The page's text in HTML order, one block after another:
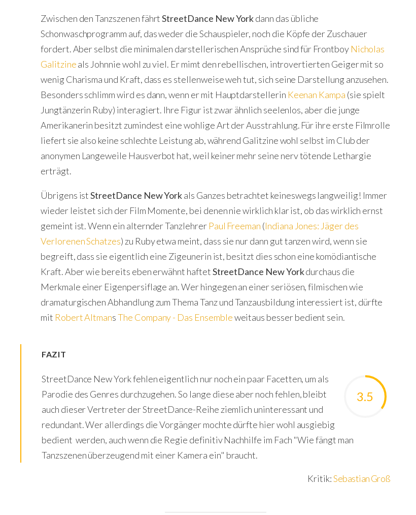
Zwischen den Tanzszenen fährtStreetDance New Yorkdann das übliche
Schonwaschprogramm auf, das weder die Schauspieler, noch die Köpfe der Zuschauer
fordert. Aber selbst die minimalen darstellerischen Ansprüche sind für Frontboy Nicholas
Galitzineals Johnnie wohl zu viel. Er mimt den rebellischen, introvertierten Geiger mit so
wenig Charisma und Kraft, dass es stellenweise weh tut, sich seine Darstellung anzusehen.
Besonders schlimm wird es dann, wenn er mit Hauptdarstellerin Keenan Kampa (sie spielt
Jungtänzerin Ruby) interagiert. Ihre Figur ist zwar ähnlich seelenlos, aber die junge
Amerikanerin besitzt zumindest eine wohlige Art der Ausstrahlung. Für ihre erste Filmrolle
liefert sie also keine schlechte Leistung ab, während Galitzine wohl selbst im Club der
anonymen Langeweile Hausverbot hat, weil keiner mehr seine nerv tötende Lethargie
erträgt.
Übrigens istStreetDance New Yorkals Ganzes betrachtet keineswegs langweilig! Immer
wieder leistet sich der Film Momente, bei denen nie wirklich klar ist, ob das wirklich ernst
gemeint ist. Wenn ein alternder Tanzlehrer Paul Freeman (Indiana Jones: Jäger des
Verlorenen Schatzes) zu Ruby etwa meint, dass sie nur dann gut tanzen wird, wenn sie
begreift, dass sie eigentlich eine Zigeunerin ist, besitzt dies schon eine komödiantische
Kraft. Aber wie bereits eben erwähnt haftetStreetDance New Yorkdurchaus die
Merkmale einer Eigenpersiflage an. Wer hingegen an einer seriösen, filmischen wie
dramaturgischen Abhandlung zum Thema Tanz und Tanzausbildung interessiert ist, dürfte
mit Robert AltmansThe Company - Das Ensembleweitaus besser bedient sein.
FAZIT
3.5
StreetDance New York fehlen eigentlich nur noch ein paar Facetten, um als
Parodie des Genres durchzugehen. So lange diese aber noch fehlen, bleibt
auch dieser Vertreter der StreetDance-Reihe ziemlich uninteressant und
redundant. Wer allerdings die Vorgänger mochte dürfte hier wohl ausgiebig
bedient werden, auch wenn die Regie definitiv Nachhilfe im Fach "Wie fängt man
Tanzszenen überzeugend mit einer Kamera ein" braucht.
Kritik:Sebastian Groß